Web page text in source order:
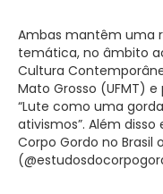
Ambas mantêm uma
temática, no âmbito
Cultura
Mato Grosso (UFMT)
“Lute como uma
ativismos”. Além disso
Corpo Gordo no Brasil